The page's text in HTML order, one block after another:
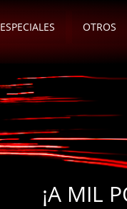
ESPECIALES OTROS
¡A MIL